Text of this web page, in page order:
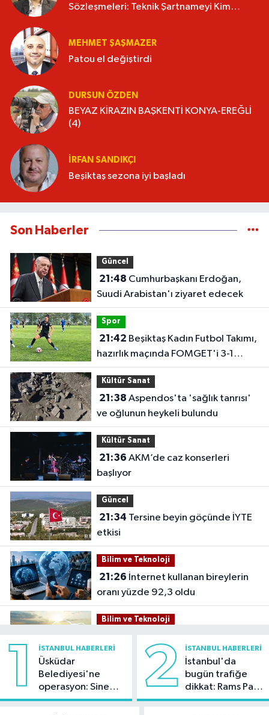
Sözleşmeleri: Teknik Şartnameyi Kim
MEHMET ŞAŞMAZER
Patou el değiştirdi
DURSUN ÖZDEN
BEYAZ KİRAZIN BAŞKENTİ KONYA-EREĞLİ
(4)
İRFAN SANDIKÇI
Beşiktaş sezona iyi başladı
Son Haberler
Güncel
21:48
Suudi Arabistan'ı ziyaret edecek
Spor
21:42
hazırlık maçında FOMGET'i 3-1
mağlup etti
Kültür Sanat
21:38
ve oğlunun heykeli bulundu
Kültür Sanat
21:36
başlıyor
Güncel
21:34
etkisi
Bilim ve Teknoloji
21:26
oranı yüzde 92,3 oldu
Bilim ve Teknoloji
milyona ulaştı
Kültür Sanat
1 İSTANBUL HABERLERI
Üsküdar
Belediyesi'ne
operasyon: Sinem
Dedetaş'a
2 İSTANBUL HABERLERI
İstanbul'da
bugün trafiğe
dikkat: Rams Park
çevresinde bazı